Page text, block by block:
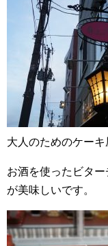
大人のためのケーキ
お酒を使ったビタ
が美味しいです。